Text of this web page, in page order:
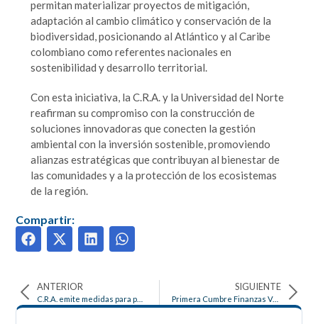
permitan materializar proyectos de mitigación,
adaptación al cambio climático y conservación de la
biodiversidad, posicionando al Atlántico y al Caribe
colombiano como referentes nacionales en
sostenibilidad y desarrollo territorial.
Con esta iniciativa, la C.R.A. y la Universidad del Norte
reafirman su compromiso con la construcción de
soluciones innovadoras que conecten la gestión
ambiental con la inversión sostenible, promoviendo
alianzas estratégicas que contribuyan al bienestar de
las comunidades y a la protección de los ecosistemas
de la región.
Compartir:
ANTERIOR SIGUIENTE
Primera Cumbre Finanzas Verdes y Azules del Caribe Colombiano